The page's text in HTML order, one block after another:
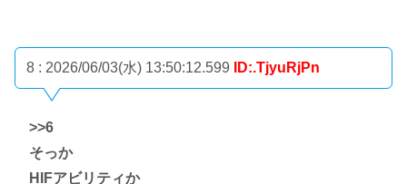
8 : 2026/06/03(水) 13:50:12.599 ID:.TjyuRjPn
>>6
そっか
HIFアビリティか